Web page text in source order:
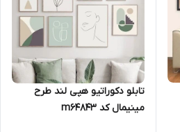
تابلو دکوراتیو هپی لند طرح
مینیمال کد m64843